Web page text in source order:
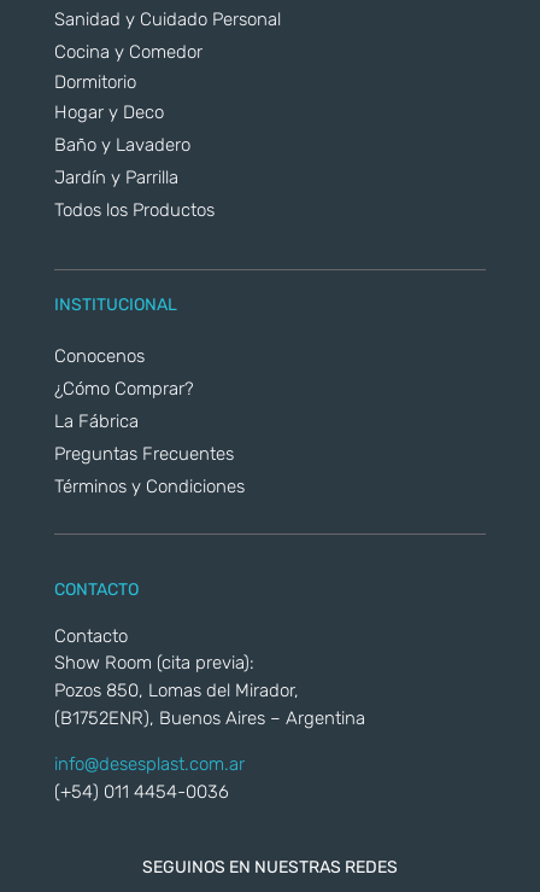
Sanidad y Cuidado Personal
Cocina y Comedor
Dormitorio
Hogar y Deco
Baño y Lavadero
Jardín y Parrilla
Todos los Productos
INSTITUCIONAL
Conocenos
¿Cómo Comprar?
La Fábrica
Preguntas Frecuentes
Términos y Condiciones
CONTACTO
Contacto
Show Room (cita previa):
Pozos 850, Lomas del Mirador,
(B1752ENR), Buenos Aires – Argentina
info@desesplast.com.ar
(+54) 011 4454-0036
SEGUINOS EN NUESTRAS REDES